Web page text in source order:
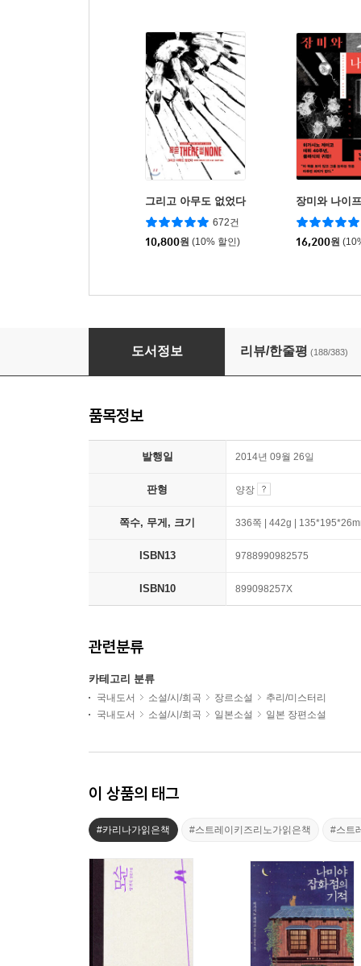
그리고 아무도 없었다
672건
10,800원 (10% 할인)
장미와 나이프
16,200원
가면산장 살인사건
도서정보 리뷰/한줄평 (188/383)
품목정보
발행일 2014년 09월 26일
판형 양장
쪽수, 무게, 크기 336쪽 | 442g |
ISBN13 9788990982575
ISBN10 899098257X
관련분류
카테고리 분류
국내도서 소설/시/희곡 장르소설
추리/미스터리
국내도서
소설/시/희곡 일본소설 일본 장편소설
이 상품의 태그
#카리나가읽은책 #스트레이키즈리노가읽은책 #스트